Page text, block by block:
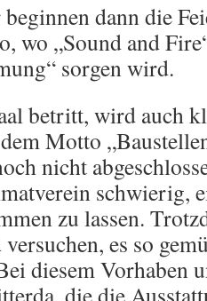
dann die
wo „Sound and
sorgen wird.
betritt, wird auch
Motto
nicht
schwierig,
zu lassen.
versuchen, es so
diesem Vorhaben
die die